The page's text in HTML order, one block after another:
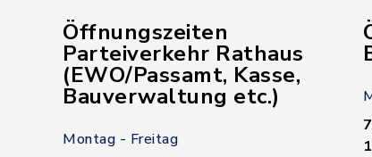
Öffnungszeiten
Parteiverkehr Rathaus
(EWO/Passamt, Kasse,
Bauverwaltung etc.)
Montag - Freitag